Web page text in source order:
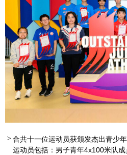
合共十一位运动员获颁发杰出青少
运动员包括：男子青年4x100米队